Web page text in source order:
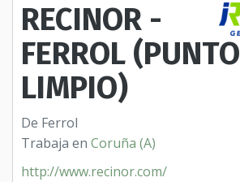
RECINOR -
FERROL (PUNTO
LIMPIO)
De Ferrol
Trabaja en Coruña (A)
http://www.recinor.com/